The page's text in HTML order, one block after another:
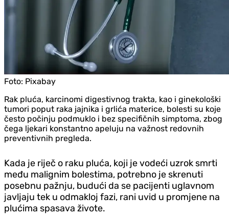
Foto: Pixabay
Rak pluća, karcinomi digestivnog trakta, kao i ginekološki
tumori poput raka jajnika i grlića materice, bolesti su koje
često počinju podmuklo i bez specifičnih simptoma, zbog
čega ljekari konstantno apeluju na važnost redovnih
preventivnih pregleda.
Kada je riječ o raku pluća, koji je vodeći uzrok smrti
među malignim bolestima, potrebno je skrenuti
posebnu pažnju, budući da se pacijenti uglavnom
javljaju tek u odmakloj fazi, rani uvid u promjene na
plućima spasava živote.